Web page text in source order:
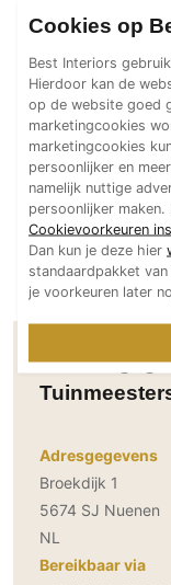
Technologie
Audio/Video
Thuisbioscoop
Domotica
Mirror TV
Fitnessapparatuur
Wifi
Overig
Aannemers Interieur
Binnenzwembaden
Wellness
Adresgegevens
Broekdijk 1
5674 SJ Nuenen
NL
Bereikbaar via
Cookies op
Best Interiors
Hierdoor kan de
op de website goed
marketingcookies
marketingcookies
persoonlijker en
namelijk nuttige
persoonlijker
Cookievoorkeuren
Dan kun je deze hier
standaardpakket
je voorkeuren later